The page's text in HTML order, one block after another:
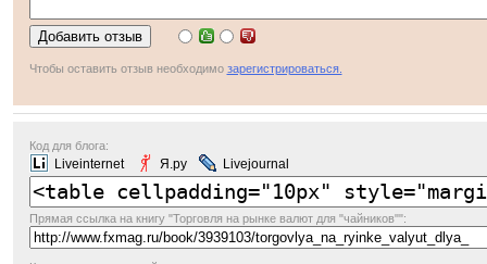
Чтобы оставить отзыв необходимо зарегистрироваться.
Код для блога:
Liveinternet Я.ру Livejournal
Прямая ссылкана книгу "Торговля на рынке валют для "чайников"":